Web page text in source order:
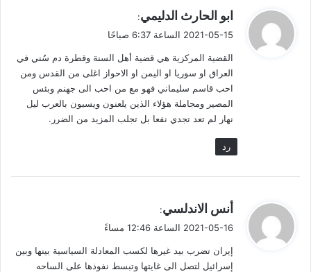
مشغل
الفيديو
Media error: Format(s) not supported or source(s) not found
تحميل الملف: https://sunni-iraqi.net/wp-content/uploads/2021/05/IMG_7972.mp4?
_=1
ما يجري هو حرب بالنيابة عندما فشلت إيران في الرد على إسرائيل
بعد الضربات الإسرائيلية ضد التموضع الإيراني في سوريا، واغتيال
فخري زادة… وآخرها التفجير في مفاعل نطنز.. رأت إيران عجزها
وقلة حيلتها عسكرياً فهي دولة مخترقة استخبارياً من قبل إسرائيل..
ي
ل
ابو الحارث الدليمي:
2021-05-15 الساعة 6:37 صباحًا
القضية المركزية هي قضية أهل السنة وقطرة دم سُني في
العراق او سوريا او اليمن او الاحواز اغلى من القدس ومن
احب قاسم سليماني فهو مع من احب الى جهنم وبئس
المصير ومجاملة هؤلاء الذين يلعنون ويسبون بالعرب ليل
نهار لم تعد تجدي نفعا بل تجلب المزيد من الضرر.
رد
ي
ل
أنس الاندلسي:
2021-05-16 الساعة 12:46 مساءً
إيران تضرب بيد غيرها لكسب المعادلة السياسية بينها وبين
إسرائيل لتصل الى غايتها وتبسط نفوذها على الساحه